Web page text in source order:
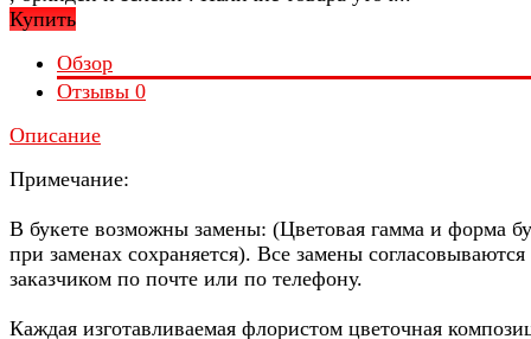
Купить
Обзор
Отзывы 0
Описание
Примечание:
В букете возможны замены: (Цветовая гамма и форма
при заменах сохраняется). Все замены согласовываются
заказчиком по почте или по телефону.
Каждая изготавливаемая флористом цветочная